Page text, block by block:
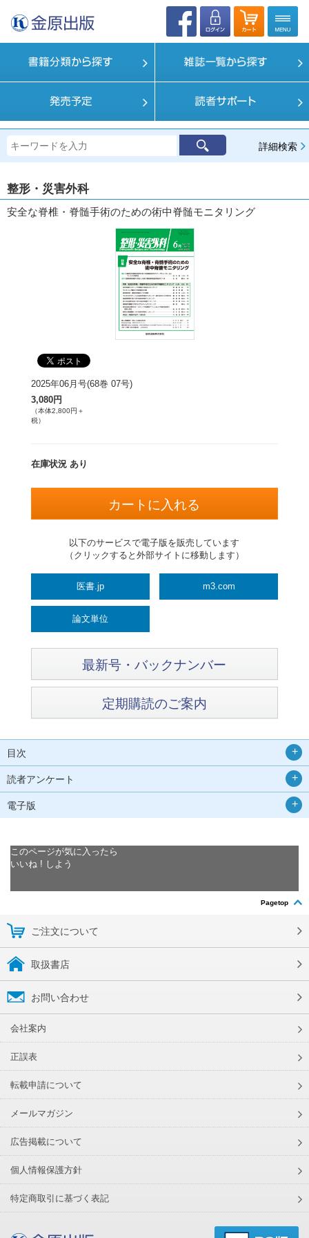
詳細検索
整形・災害外科
安全な脊椎・脊髄手術のための術中脊髄モニタリング
2025年06月号(68巻 07号)
3,080円
（本体2,800円＋
税）
在庫状況 あり
以下のサービスで電子版を販売しています
（クリックすると外部サイトに移動します）
医書.jp m3.com
論文単位
最新号・バックナンバー
定期購読のご案内
目次
読者アンケート
電子版
このページが気に入ったら
いいね ! しよう
Pagetop
ご注文について
取扱書店
お問い合わせ
会社案内
正誤表
転載申請について
メールマガジン
広告掲載について
個人情報保護方針
特定商取引に基づく表記